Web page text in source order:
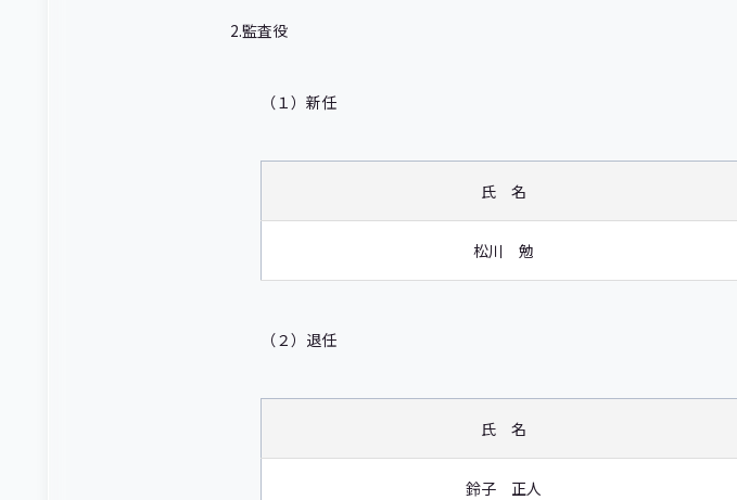
2.監査役
（１）新任
氏 名
松川 勉
（２）退任
氏 名
鈴子 正人